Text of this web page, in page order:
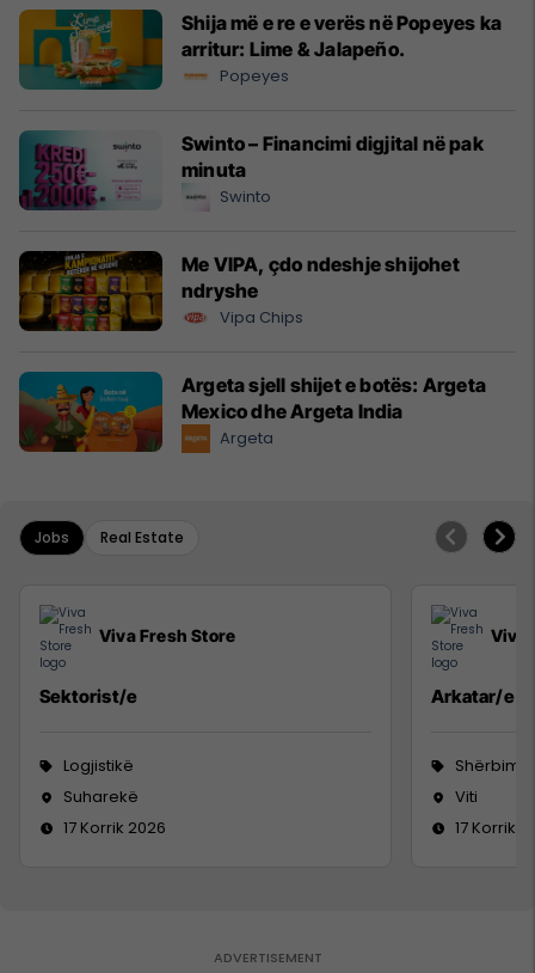
Shija më e re e verës në Popeyes ka
arritur: Lime & Jalapeño.
Popeyes
Swinto – Financimi digjital në pak
minuta
Swinto
Me VIPA, çdo ndeshje shijohet
ndryshe
Vipa Chips
Argeta sjell shijet e botës: Argeta
Mexico dhe Argeta India
Argeta
Jobs Real Estate
Viva Fresh Store
Sektorist/e
Logjistikë
Suharekë
17 Korrik 2026
Viva
Arkatar/e
Viti
17 Korrik